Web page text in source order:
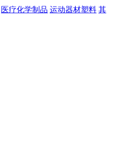
医疗化学制品 运动器材塑料 其